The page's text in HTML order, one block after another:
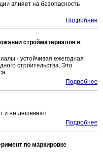
влияет на безопасность
Подробнее
стройматериалов в
- устойчивая ежегодная
строительства. Это
Подробнее
и не дешевеют
Подробнее
по маркировке